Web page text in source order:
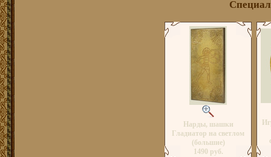
Нарды, шашки
Гладиатор на светлом
(большие)
1490 руб.